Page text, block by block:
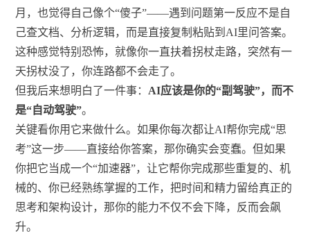
月，也觉得自己像个“傻子”——遇到问题第一反应不是自
己查文档、分析逻辑，而是直接复制粘贴到AI里问答案。
这种感觉特别恐怖，就像你一直扶着拐杖走路，突然有一
天拐杖没了，你连路都不会走了。
但我后来想明白了一件事： AI应该是你的“副驾驶”，而不
是“自动驾驶”。
关键看你用它来做什么。如果你每次都让AI帮你完成“思
考”这一步——直接给你答案，那你确实会变蠢。但如果
你把它当成一个“加速器”，让它帮你完成那些重复的、机
械的、你已经熟练掌握的工作，把时间和精力留给真正的
思考和架构设计，那你的能力不仅不会下降，反而会飙
升。